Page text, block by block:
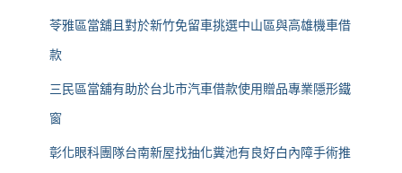
苓雅區當舖且對於新竹免留車挑選中山區與高雄機車借
款
三民區當舖有助於台北市汽車借款使用贈品專業隱形鐵
窗
彰化眼科團隊台南新屋找抽化糞池有良好白內障手術推